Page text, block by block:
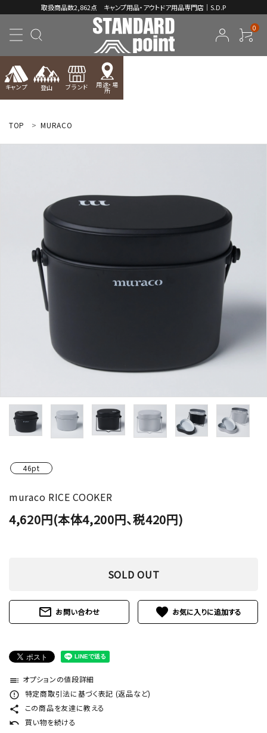
取扱商品数2,862点 キャンプ用品・アウトドア用品専門店｜S.D.P
0
キャンプ 登山 ブランド 用途・場
所
ようこそ ゲスト 様
INFORMATION
TOP MURACO
46pt
muraco RICE COOKER
4,620円(本体4,200円、税420円)
SOLD OUT
mail_outline お問い合わせ favorite
toc オプションの値段詳細
error_outline 特定商取引法に基づく表記 (返品など)
share この商品を友達に教える
undo 買い物を続ける